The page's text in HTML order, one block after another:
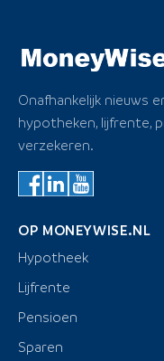
Onafhankelijk nieuws
hypotheken, lijfrente,
verzekeren.
OP MONEYWISE.NL
Hypotheek
Lijfrente
Pensioen
Sparen